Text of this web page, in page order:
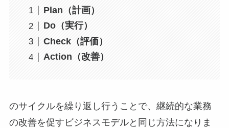
Plan（計画）
Do（実行）
Check（評価）
Action（改善）
のサイクルを繰り返し行うことで、継続的な業務
の改善を促すビジネスモデルと同じ方法になりま